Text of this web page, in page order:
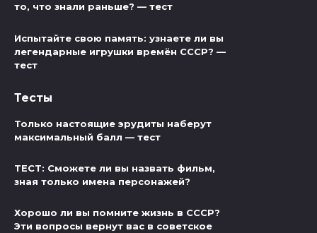
то, что знали раньше? — тест
Испытайте свою память: узнаете ли вы
легендарные игрушки времён СССР? —
тест
Тесты
Только настоящие эрудиты наберут
максимальный балл — тест
ТЕСТ: Сможете ли вы назвать фильм,
зная только имена персонажей?
Хорошо ли вы помните жизнь в СССР?
Эти вопросы вернут вас в советское